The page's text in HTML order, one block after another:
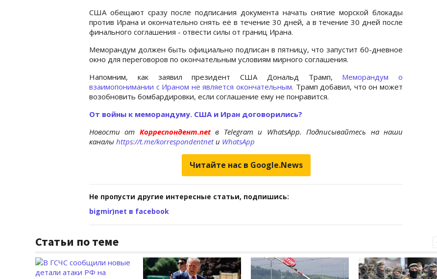
США обещают сразу после подписания документа начать снятие морской блокады
против Ирана и окончательно снять её в течение 30 дней, а в течение 30 дней после
финального соглашения - отвести силы от границ Ирана.
Меморандум должен быть официально подписан в пятницу, что запустит 60-дневное
окно для переговоров по окончательным условиям мирного соглашения.
Напомним, как заявил президент США Дональд Трамп, Меморандум о
взаимопонимании с Ираном не является окончательным. Трамп добавил, что он может
возобновить бомбардировки, если соглашение ему не понравится.
От войны к меморандуму. США и Иран договорились?
Новости от Корреспондент.netв Telegram и WhatsApp. Подписывайтесь на наши
каналы https://t.me/korrespondentnetи WhatsApp
Читайте нас в Google.News
Не пропусти другие интересные статьи, подпишись:
bigmir)net в facebook
Статьи по теме